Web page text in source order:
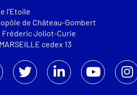
l'Etoile
de Château-Gombert
Fréderic Joliot-Curie
cedex 13